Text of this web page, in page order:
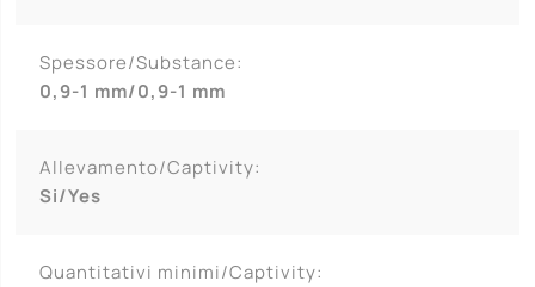
Spessore/Substance:
0,9-1 mm/0,9-1 mm
Allevamento/Captivity:
Si/Yes
Quantitativi minimi/Captivity: